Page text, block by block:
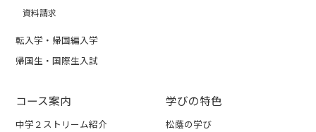
資料請求
転入学・帰国編入学
帰国生・国際生入試
コース案内
中学２ストリーム紹介
学びの特色
松蔭の学び